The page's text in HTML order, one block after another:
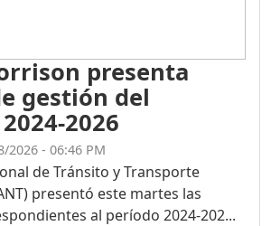
presenta
gestión del
2026
2026 - 06:46 PM
de Tránsito y Transporte
presentó este martes las
al período 2024-202...